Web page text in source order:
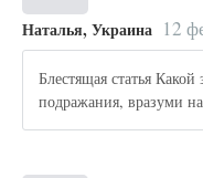
Наталья, Украина 12
Блестящая статья
подражания, вразуми